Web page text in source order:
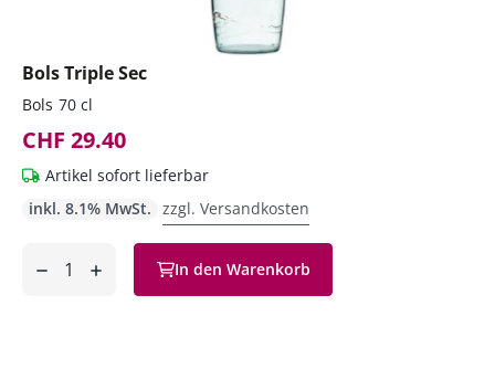
Bols Triple Sec
Bols 70 cl
CHF 29.40
Artikel sofort lieferbar
inkl. 8.1% MwSt. zzgl. Versandkosten
Anzahl
hinzufügen
In den Warenkorb